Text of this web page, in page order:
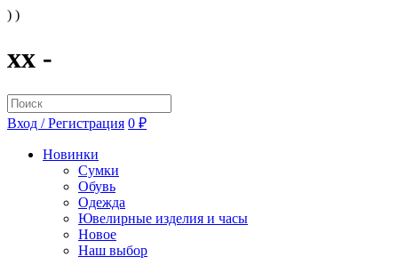
) )
xx -
Вход / Регистрация 0 ₽
Новинки
Сумки
Обувь
Одежда
Ювелирные изделия и часы
Новое
Наш выбор